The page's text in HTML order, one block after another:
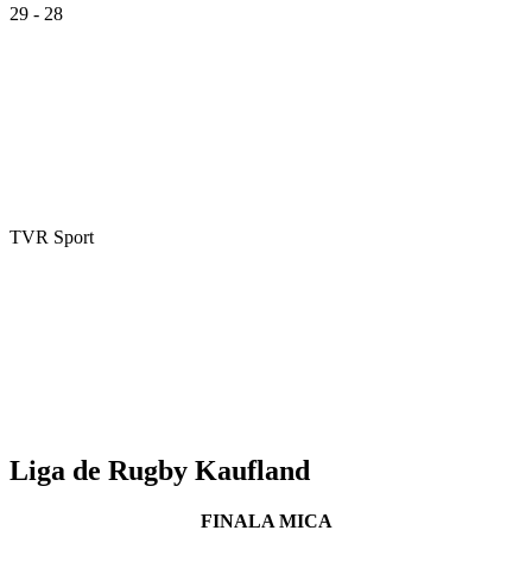
29 - 28
TVR Sport
Liga de Rugby Kaufland
FINALA MICA